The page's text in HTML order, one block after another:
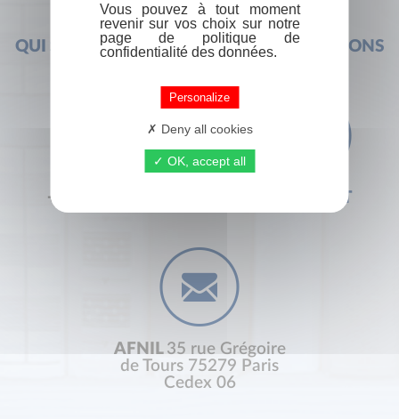
QUI SOMMES-NOUS ? FOIRE AUX QUESTIONS
+33 (0) 1 44 41 29 19 CONTACT
AFNIL 35 rue Grégoire
de Tours 75279 Paris
Cedex 06
Vous pouvez à tout moment
revenir sur vos choix sur notre
page de politique de
confidentialité des données.
Personalize
Deny all cookies
OK, accept all